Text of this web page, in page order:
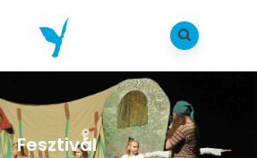
Fesztivál